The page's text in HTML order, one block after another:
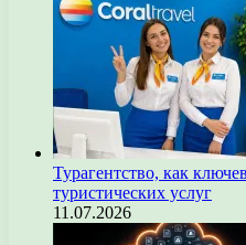
Турагентство, как
туристических услуг
11.07.2026